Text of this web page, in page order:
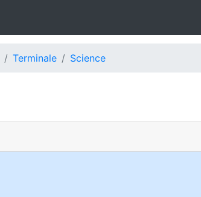
Terminale Science